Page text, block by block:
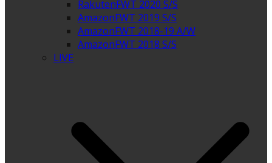
RakutenFWT 2020 S/S
AmazonFWT 2019 S/S
AmazonFWT 2018-19 A/W
AmazonFWT 2018 S/S
LIVE